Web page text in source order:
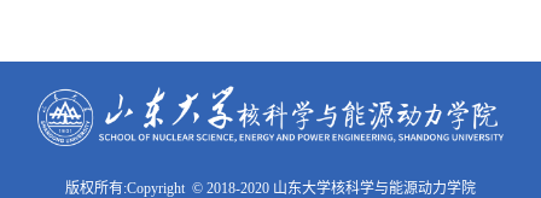
版权所有:Copyright © 2018-2020 山东大学核科学与能源动力学院